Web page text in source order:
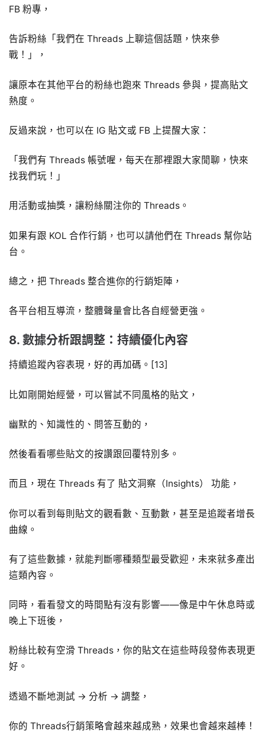
FB 粉專，
告訴粉絲「我們在 Threads 上聊這個話題，快來參
戰！」，
讓原本在其他平台的粉絲也跑來 Threads 參與，提高貼文
熱度。
反過來說，也可以在 IG 貼文或 FB 上提醒大家：
「我們有 Threads 帳號喔，每天在那裡跟大家閒聊，快來
找我們玩！」
用活動或抽獎，讓粉絲關注你的 Threads。
如果有跟 KOL 合作行銷，也可以請他們在 Threads 幫你站
台。
總之，把 Threads 整合進你的行銷矩陣，
各平台相互導流，整體聲量會比各自經營更強。
8. 數據分析跟調整：持續優化內容
持續追蹤內容表現，好的再加碼。[13]
比如剛開始經營，可以嘗試不同風格的貼文，
幽默的、知識性的、問答互動的，
然後看看哪些貼文的按讚跟回覆特別多。
而且，現在 Threads 有了 貼文洞察（Insights） 功能，
你可以看到每則貼文的觀看數、互動數，甚至是追蹤者增長
曲線。
有了這些數據，就能判斷哪種類型最受歡迎，未來就多產出
這類內容。
同時，看看發文的時間點有沒有影響——像是中午休息時或
晚上下班後，
粉絲比較有空滑 Threads，你的貼文在這些時段發佈表現更
好。
透過不斷地測試 → 分析 → 調整，
你的 Threads行銷策略會越來越成熟，效果也會越來越棒！